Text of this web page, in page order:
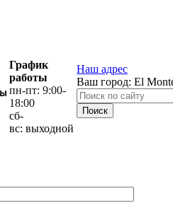
График
работы
пн-пт: 9:00-
18:00
сб-
вс: выходной
Наш адрес
Ваш город: El